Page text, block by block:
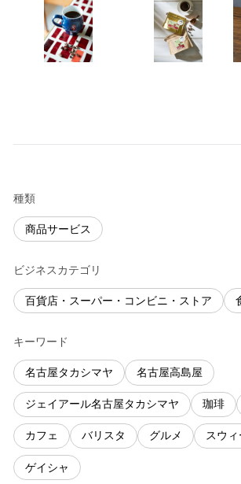
種類
商品サービス
ビジネスカテゴリ
百貨店・スーパー・コンビニ・ストア
キーワード
名古屋タカシマヤ 名古屋高島屋
ジェイアール名古屋タカシマヤ 珈琲
カフェ バリスタ グルメ スウィ
ゲイシャ